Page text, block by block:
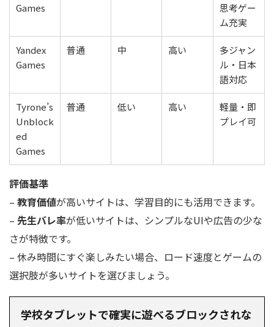
Games
思考ゲー
ム充実
Yandex
Games
普通 中 高い
多ジャン
ル・日本
語対応
Tyrone’s
Unblock
ed
Games
普通 低い 高い
軽量・即
プレイ可
評価基準
– 教育価値が高いサイトは、学習目的にも活用できます。
– 先生バレ率が低いサイトは、シンプルなUIや広告の少な
さが特徴です。
– 休み時間にすぐ楽しみたい場合、ロード速度とゲームの
選択肢が多いサイトを選びましょう。
学校タブレットで確実に遊べるブロックされな